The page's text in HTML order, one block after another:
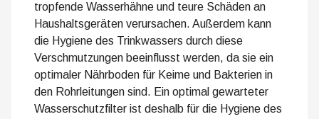
tropfende Wasserhähne und teure Schäden an
Haushaltsgeräten verursachen. Außerdem kann
die Hygiene des Trinkwassers durch diese
Verschmutzungen beeinflusst werden, da sie ein
optimaler Nährboden für Keime und Bakterien in
den Rohrleitungen sind. Ein optimal gewarteter
Wasserschutzfilter ist deshalb für die Hygiene des